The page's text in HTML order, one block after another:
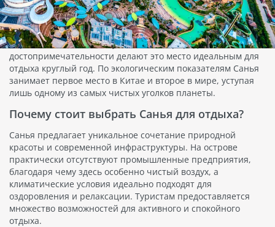
Современный город Санья, расположенный на юге острова
Хайнань, уже давно заслужил звание одного из лучших
курортов Китая. Чистейший воздух, великолепные пляжи,
первоклассные отели и уникальные природные
достопримечательности делают это место идеальным для
отдыха круглый год. По экологическим показателям Санья
занимает первое место в Китае и второе в мире, уступая
лишь одному из самых чистых уголков планеты.
Почему стоит выбрать Санья для отдыха?
Санья предлагает уникальное сочетание природной
красоты и современной инфраструктуры. На острове
практически отсутствуют промышленные предприятия,
благодаря чему здесь особенно чистый воздух, а
климатические условия идеально подходят для
оздоровления и релаксации. Туристам предоставляется
множество возможностей для активного и спокойного
отдыха.